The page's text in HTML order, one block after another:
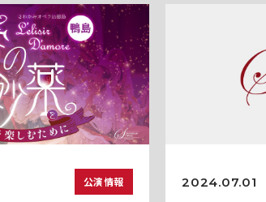
公演情報 2024.07.01